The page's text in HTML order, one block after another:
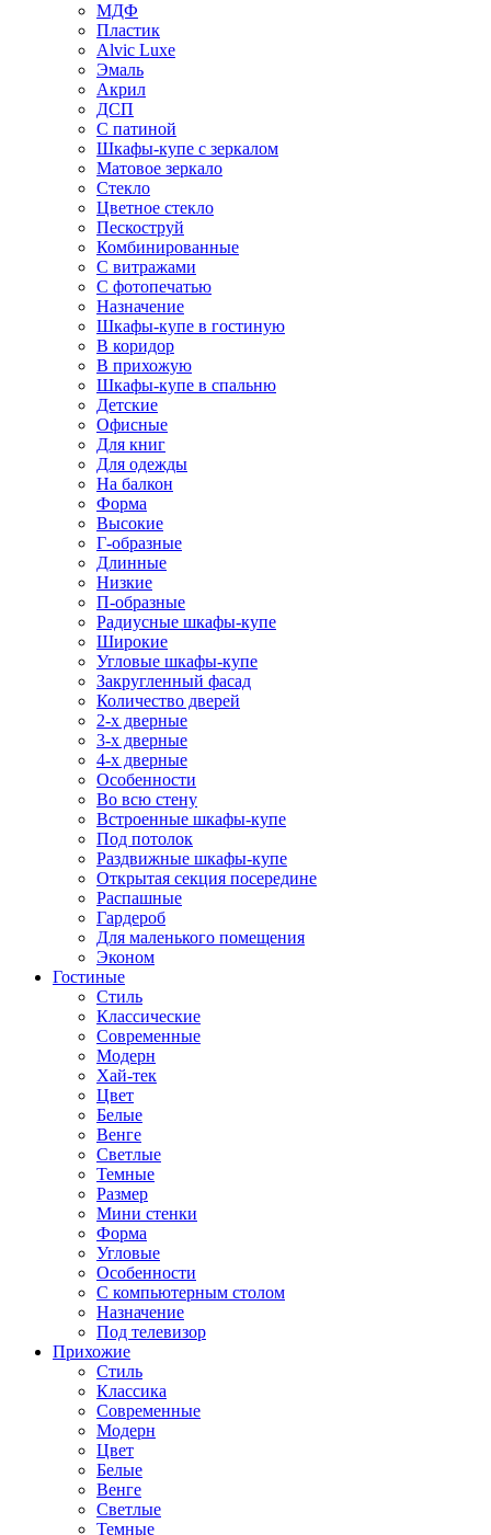
МДФ
Пластик
Alvic Luxe
Эмаль
Акрил
ДСП
С патиной
Шкафы-купе с зеркалом
Матовое зеркало
Стекло
Цветное стекло
Пескоструй
Комбинированные
С витражами
С фотопечатью
Назначение
Шкафы-купе в гостиную
В коридор
В прихожую
Шкафы-купе в спальню
Детские
Офисные
Для книг
Для одежды
На балкон
Форма
Высокие
Г-образные
Длинные
Низкие
П-образные
Радиусные шкафы-купе
Широкие
Угловые шкафы-купе
Закругленный фасад
Количество дверей
2-х дверные
3-х дверные
4-х дверные
Особенности
Во всю стену
Встроенные шкафы-купе
Под потолок
Раздвижные шкафы-купе
Открытая секция посередине
Распашные
Гардероб
Для маленького помещения
Эконом
Гостиные
Стиль
Классические
Современные
Модерн
Хай-тек
Цвет
Белые
Венге
Светлые
Темные
Размер
Мини стенки
Форма
Угловые
Особенности
С компьютерным столом
Назначение
Под телевизор
Прихожие
Стиль
Классика
Современные
Модерн
Цвет
Белые
Венге
Светлые
Темные